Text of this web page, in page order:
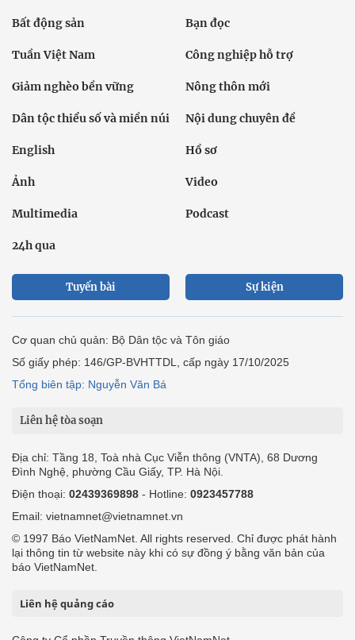
Bất động sản Bạn đọc
Tuần Việt Nam Công nghiệp hỗ trợ
Giảm nghèo bền vững Nông thôn mới
Dân tộc thiểu số và miền núi Nội dung chuyên đề
English Hồ sơ
Ảnh Video
Multimedia Podcast
24h qua
Tuyến bài Sự kiện
Cơ quan chủ quản: Bộ Dân tộc và Tôn giáo
Số giấy phép: 146/GP-BVHTTDL, cấp ngày 17/10/2025
Tổng biên tập: Nguyễn Văn Bá
Liên hệ tòa soạn
Địa chỉ: Tầng 18, Toà nhà Cục Viễn thông (VNTA), 68 Dương
Đình Nghệ, phường Cầu Giấy, TP. Hà Nội.
Điện thoại: 02439369898 - Hotline: 0923457788
Email: vietnamnet@vietnamnet.vn
© 1997 Báo VietNamNet. All rights reserved. Chỉ được phát hành
lại thông tin từ website này khi có sự đồng ý bằng văn bản của
báo VietNamNet.
Liên hệ quảng cáo